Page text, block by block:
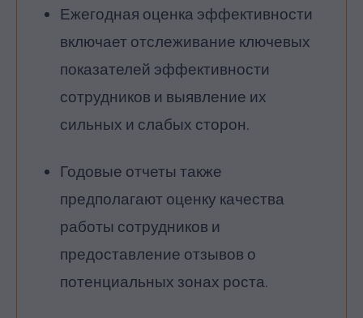
Ежегодная оценка эффективности
включает отслеживание ключевых
показателей эффективности
сотрудников и выявление их
сильных и слабых сторон.
Годовые отчеты также
предполагают оценку качества
работы сотрудников и
предоставление отзывов о
потенциальных зонах роста.